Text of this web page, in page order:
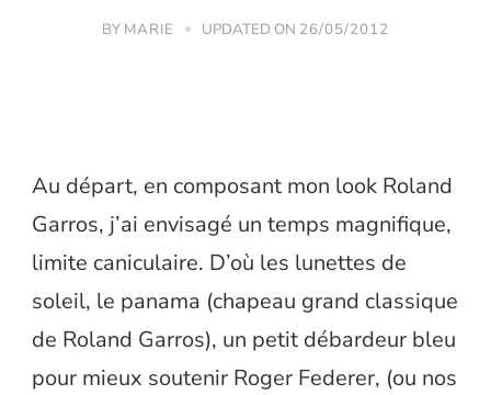
BY MARIE UPDATED ON 26/05/2012
Au départ, en composant mon look Roland
Garros, j’ai envisagé un temps magnifique,
limite caniculaire. D’où les lunettes de
soleil, le panama (chapeau grand classique
de Roland Garros), un petit débardeur bleu
pour mieux soutenir Roger Federer, (ou nos